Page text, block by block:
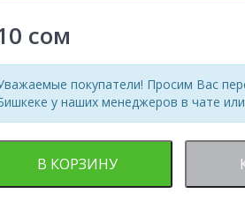
сом
покупатели! Просим Вас
у наших менеджеров в чате
В КОРЗИНУ